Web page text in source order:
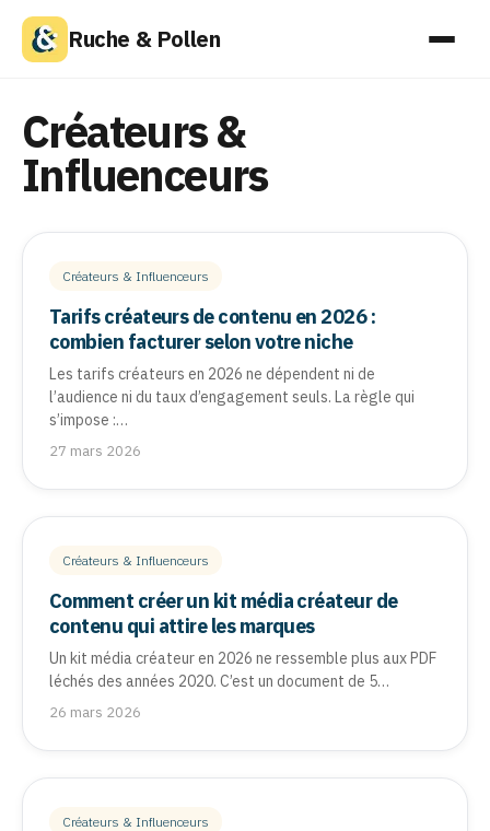
Ruche & Pollen
Créateurs &
Influenceurs
Créateurs & Influenceurs
Tarifs créateurs de contenu en 2026 :
combien facturer selon votre niche
Les tarifs créateurs en 2026 ne dépendent ni de
l’audience ni du taux d’engagement seuls. La règle qui
s’impose :…
27 mars 2026
Créateurs & Influenceurs
Comment créer un kit média créateur de
contenu qui attire les marques
Un kit média créateur en 2026 ne ressemble plus aux PDF
léchés des années 2020. C’est un document de 5…
26 mars 2026
Créateurs & Influenceurs